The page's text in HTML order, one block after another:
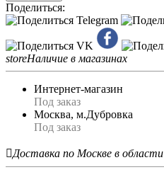
Поделиться:
storeНаличие в магазинах
Интернет-магазин
Под заказ
Москва, м.Дубровка
Под заказ
Доставка по Москве в области